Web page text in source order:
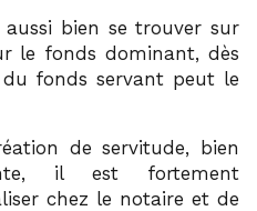
bien se trouver sur
le fonds dominant, dès
fonds servant peut le
de servitude, bien
il est fortement
chez le notaire et de